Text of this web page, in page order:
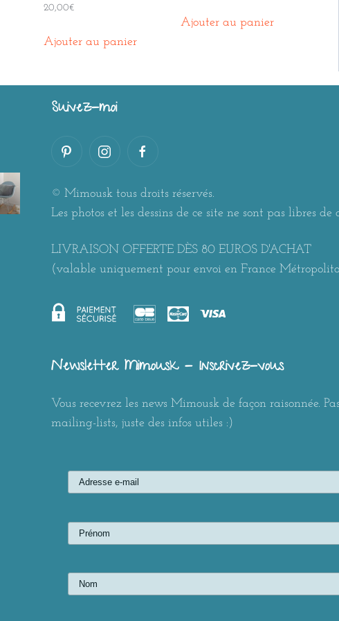
20,00€
Ajouter au panier
Ajouter au panier
Suivez-moi
© Mimousk tous droits réservés.
Les photos et les dessins de ce site ne sont pas libres de
LIVRAISON OFFERTE DÈS 80 EUROS D'ACHAT
(valable uniquement pour envoi en France
Newsletter Mimousk - Inscrivez-vous
Vous recevrez les news Mimousk de façon raisonnée.
mailing-lists, juste des infos utiles :)